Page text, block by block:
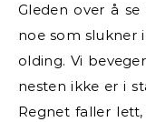
Gleden over å
noe som slukner
olding. Vi
nesten ikke er i
Regnet faller